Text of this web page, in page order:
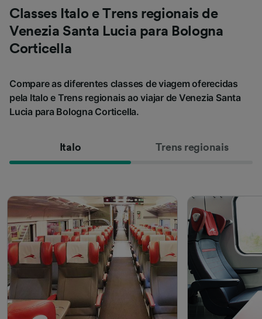
Classes Italo e Trens regionais de
Venezia Santa Lucia para Bologna
Corticella
Compare as diferentes classes de viagem oferecidas
pela Italo e Trens regionais ao viajar de Venezia Santa
Lucia para Bologna Corticella.
Italo Trens regionais